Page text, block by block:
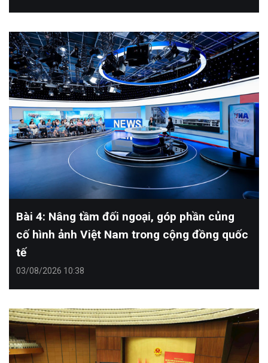
Bài 4: Nâng tầm đối ngoại, góp phần củng
cố hình ảnh Việt Nam trong cộng đồng quốc
tế
03/08/2026 10:38